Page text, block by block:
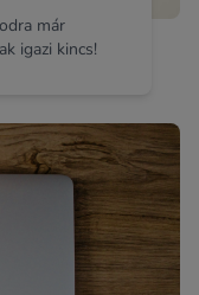
már
igazi kincs!